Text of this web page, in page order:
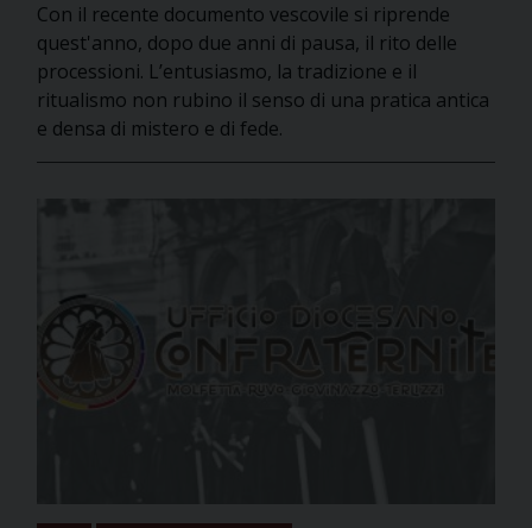
Con il recente documento vescovile si riprende
quest'anno, dopo due anni di pausa, il rito delle
processioni. L’entusiasmo, la tradizione e il
ritualismo non rubino il senso di una pratica antica
e densa di mistero e di fede.